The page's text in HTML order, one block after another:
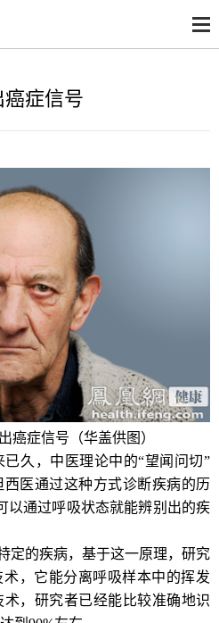
症信号
癌症信号（华盖供图）
久，中医理论中的“望闻问切”
医通过这种方式诊断疾病的历
以通过呼吸状态就能辨别出的疾
定的疾病，基于这一原理，研究
，它能分离呼吸样本中的挥发
，研究者已经能比较准确地识